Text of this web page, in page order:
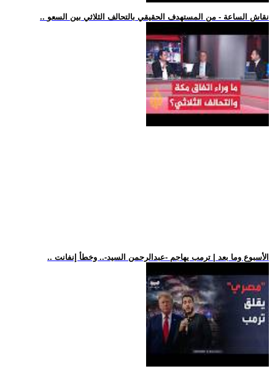
.. نقاش الساعة - من المستهدف الحقيقي بالتحالف الثلاثي بين السعو
.. الأسبوع وما بعد | ترمب يهاجم -عبدالرحمن السيد-.. وخطأ إنفانت